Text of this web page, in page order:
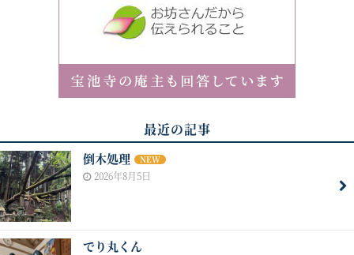
最近の記事
倒木処理 NEW
2026年8月5日
でり丸くん